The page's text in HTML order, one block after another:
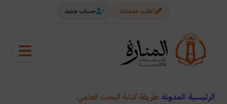
اطلب خدمتك حساب جديد
الرئيسية المدونة طريقة كتابة البحث العلمي